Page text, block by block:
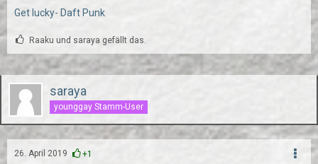
Get lucky- Daft Punk
Raaku und saraya gefällt das.
saraya
younggay Stamm-User
26. April 2019 +1